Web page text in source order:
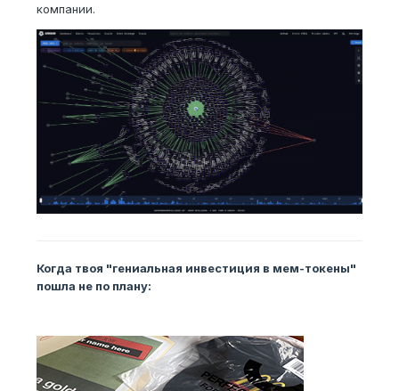
компании.
Когда твоя "гениальная инвестиция в мем-токены"
пошла не по плану: